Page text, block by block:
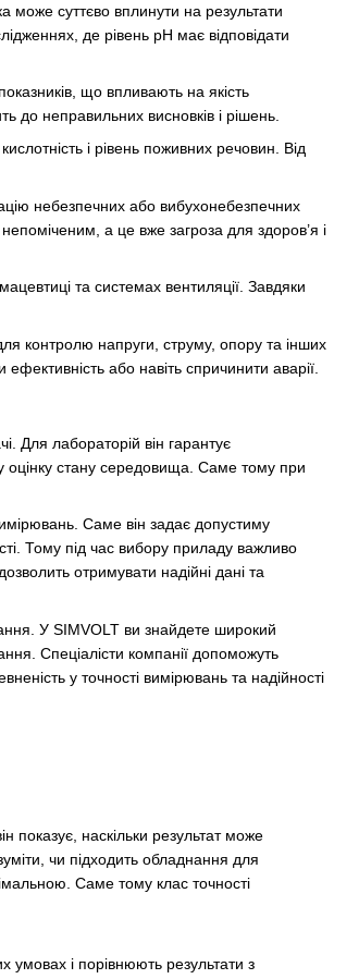
може суттєво вплинути на результати
де рівень pH має відповідати
що впливають на якість
до неправильних висновків і рішень.
і рівень поживних речовин. Від
небезпечних або вибухонебезпечних
а це вже загроза для здоров’я і
та системах вентиляції. Завдяки
контролю напруги, струму, опору та інших
або навіть спричинити аварії.
Для лабораторій він гарантує
оцінку стану середовища. Саме тому при
Саме він задає допустиму
Тому під час вибору приладу важливо
отримувати надійні дані та
У SIMVOLT ви знайдете широкий
Спеціалісти компанії допоможуть
у точності вимірювань та надійності
наскільки результат може
чи підходить обладнання для
Саме тому клас точності
умовах і порівнюють результати з